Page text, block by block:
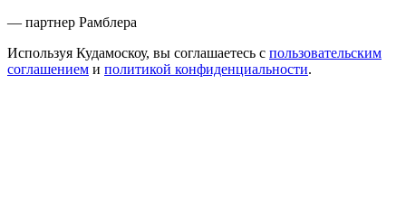
— партнер Рамблера
Используя Кудамоскоу, вы соглашаетесь с пользовательским
соглашением и политикой конфиденциальности.